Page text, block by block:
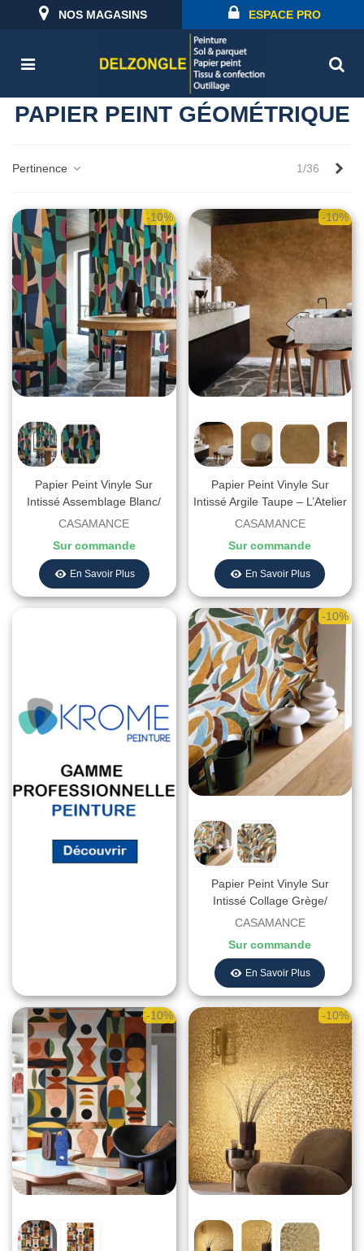
NOS MAGASINS ESPACE PRO
PAPIER PEINT GÉOMÉTRIQUE
Pertinence 1/36
-10%
Papier Peint Vinyle Sur
Intissé Assemblage Blanc/
Multicolore – L’Atelier De
CASAMANCE
Sur commande
En Savoir Plus
-10%
Papier Peint Vinyle Sur
Intissé Argile Taupe – L’Atelier
De Casamance - Réf.
CASAMANCE
Sur commande
En Savoir Plus
-10%
Papier Peint Vinyle Sur
Intissé Collage Grège/
Moutarde – L’Atelier De
CASAMANCE
Sur commande
En Savoir Plus
-10% -10%